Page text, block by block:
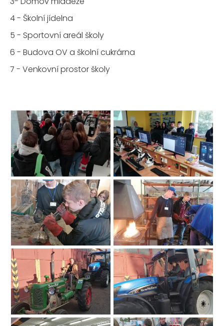
4 - Školní jídelna
5 - Sportovní areál školy
6 - Budova OV a školní cukrárna
7 - Venkovní prostor školy